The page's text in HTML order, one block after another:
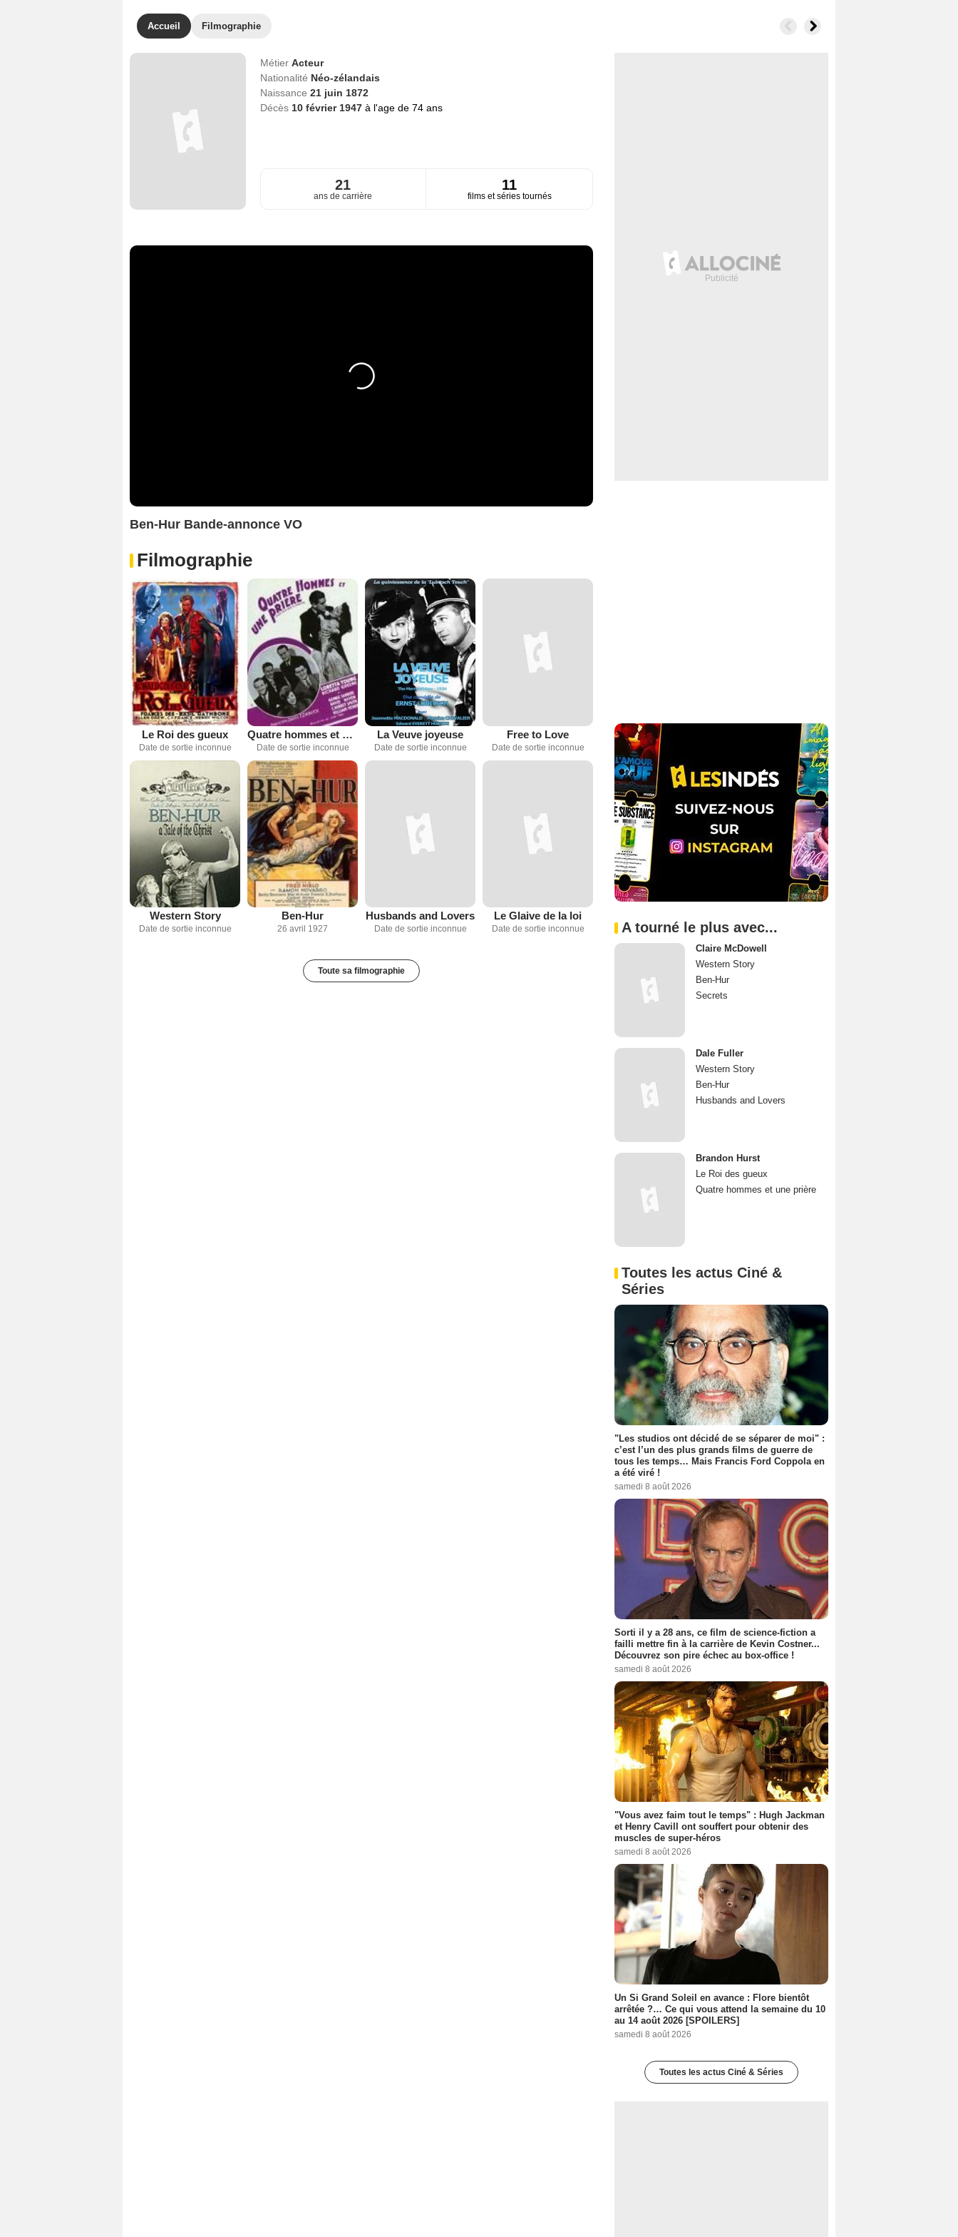
Accueil Filmographie
Métier Acteur
Nationalité Néo-zélandais
Naissance 21 juin 1872
Décès 10 février 1947 à l'age de 74 ans
21
ans de carrière
11
films et séries tournés
Ben-Hur Bande-annonce VO
Filmographie
Le Roi des gueux
Date de sortie inconnue
Quatre hommes et une prière
Date de sortie inconnue
La Veuve joyeuse
Date de sortie inconnue
Free to Love
Date de sortie inconnue
Western Story
Date de sortie inconnue
Ben-Hur
26 avril 1927
Husbands and Lovers
Date de sortie inconnue
Le Glaive de la loi
Date de sortie inconnue
Toute sa filmographie
A tourné le plus avec...
Claire McDowell
Western Story
Ben-Hur
Secrets
Dale Fuller
Western Story
Ben-Hur
Husbands and Lovers
Brandon Hurst
Le Roi des gueux
Quatre hommes et une prière
Toutes les actus Ciné &
Séries
"Les studios ont décidé de se séparer de moi" :
c’est l’un des plus grands films de guerre de
tous les temps… Mais Francis Ford Coppola en
a été viré !
samedi 8 août 2026
Sorti il y a 28 ans, ce film de science-fiction a
failli mettre fin à la carrière de Kevin Costner...
Découvrez son pire échec au box-office !
samedi 8 août 2026
"Vous avez faim tout le temps" : Hugh Jackman
et Henry Cavill ont souffert pour obtenir des
muscles de super-héros
samedi 8 août 2026
Un Si Grand Soleil en avance : Flore bientôt
arrêtée ?… Ce qui vous attend la semaine du 10
au 14 août 2026 [SPOILERS]
samedi 8 août 2026
Toutes les actus Ciné & Séries